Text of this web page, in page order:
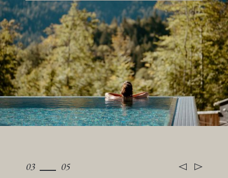
stehen reservierte Stellplätze an der Talstation
bereit. Oben angekommen, empfängt Sie
absolute Stille, frische Bergluft und der freie
Blick auf das Wettersteingebirge.
WEITERLESEN
03 05